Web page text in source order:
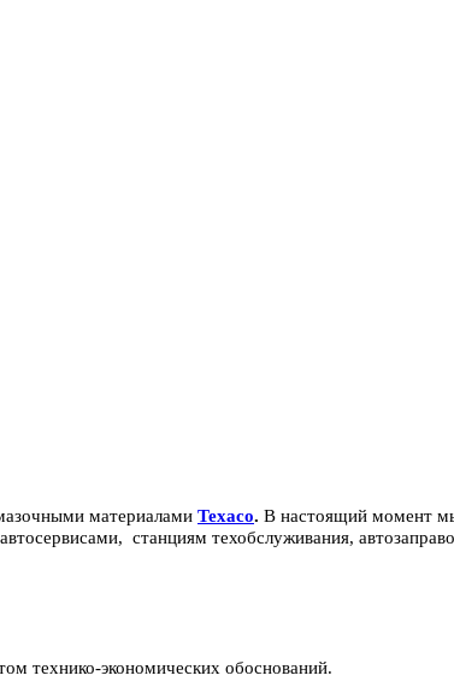
материалами Texaco. В настоящий момент
станциям техобслуживания,
технико-экономических обоснований.